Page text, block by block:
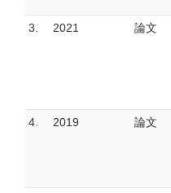
3. 2021 論文
4. 2019 論文